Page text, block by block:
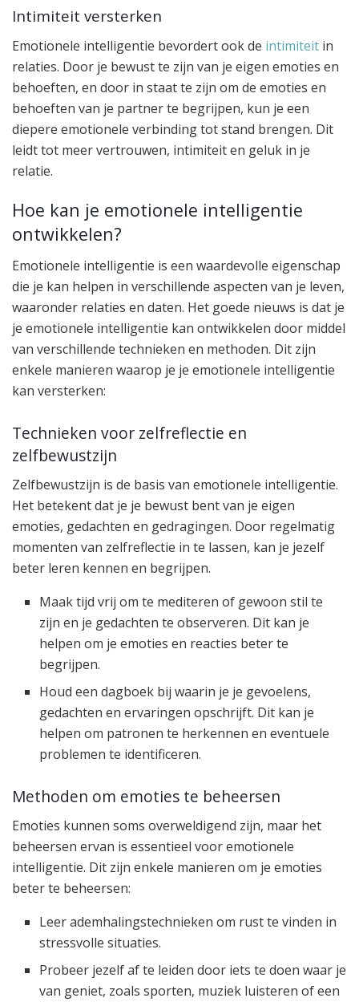
Intimiteit versterken
Emotionele intelligentie bevordert ook de intimiteit in
relaties. Door je bewust te zijn van je eigen emoties en
behoeften, en door in staat te zijn om de emoties en
behoeften van je partner te begrijpen, kun je een
diepere emotionele verbinding tot stand brengen. Dit
leidt tot meer vertrouwen, intimiteit en geluk in je
relatie.
Hoe kan je emotionele intelligentie
ontwikkelen?
Emotionele intelligentie is een waardevolle eigenschap
die je kan helpen in verschillende aspecten van je leven,
waaronder relaties en daten. Het goede nieuws is dat je
je emotionele intelligentie kan ontwikkelen door middel
van verschillende technieken en methoden. Dit zijn
enkele manieren waarop je je emotionele intelligentie
kan versterken:
Technieken voor zelfreflectie en
zelfbewustzijn
Zelfbewustzijn is de basis van emotionele intelligentie.
Het betekent dat je je bewust bent van je eigen
emoties, gedachten en gedragingen. Door regelmatig
momenten van zelfreflectie in te lassen, kan je jezelf
beter leren kennen en begrijpen.
Maak tijd vrij om te mediteren of gewoon stil te
zijn en je gedachten te observeren. Dit kan je
helpen om je emoties en reacties beter te
begrijpen.
Houd een dagboek bij waarin je je gevoelens,
gedachten en ervaringen opschrijft. Dit kan je
helpen om patronen te herkennen en eventuele
problemen te identificeren.
Methoden om emoties te beheersen
Emoties kunnen soms overweldigend zijn, maar het
beheersen ervan is essentieel voor emotionele
intelligentie. Dit zijn enkele manieren om je emoties
beter te beheersen:
Leer ademhalingstechnieken om rust te vinden in
stressvolle situaties.
Probeer jezelf af te leiden door iets te doen waar je
van geniet, zoals sporten, muziek luisteren of een